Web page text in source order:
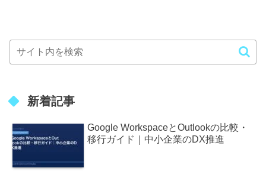
新着記事
Google WorkspaceとOutlookの比較・
移行ガイド｜中小企業のDX推進